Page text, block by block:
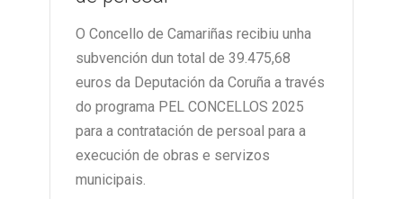
O Concello de Camariñas recibiu unha
subvención dun total de 39.475,68
euros da Deputación da Coruña a través
do programa PEL CONCELLOS 2025
para a contratación de persoal para a
execución de obras e servizos
municipais.